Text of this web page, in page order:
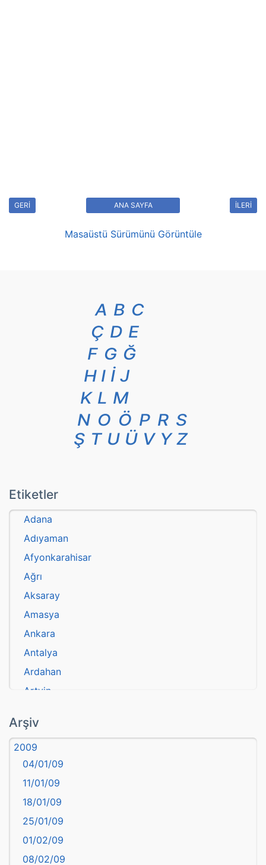
GERİ İLERİ
ANA SAYFA
Masaüstü Sürümünü Görüntüle
A B C
Ç D E
F G Ğ
H I İ J
K L M
N O Ö P R S
Ş T U Ü V Y Z
Etiketler
Adana
Adıyaman
Afyonkarahisar
Ağrı
Aksaray
Amasya
Ankara
Antalya
Ardahan
Artvin
Aydın
Balıkesir
Bartın
başkentler
Batman
Bayburt
Bilecik
Bingöl
Arşiv
2009
04/01/09
11/01/09
18/01/09
25/01/09
01/02/09
08/02/09